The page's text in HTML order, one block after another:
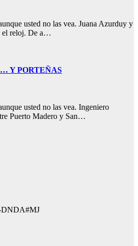
usted no las vea. Juana Azurduy y
el reloj. De a…
Y PORTEÑAS
usted no las vea. Ingeniero
Puerto Madero y San…
DNDA#MJ